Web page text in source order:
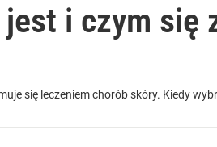
i czym się
się leczeniem chorób skóry. Kiedy